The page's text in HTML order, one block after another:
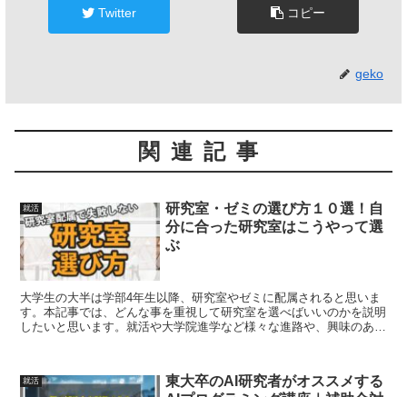
Twitter コピー
geko
関連記事
就活
研究室・ゼミの選び方１０選！自
分に合った研究室はこうやって選
ぶ
大学生の大半は学部4年生以降、研究室やゼミに配属されると思いま
す。本記事では、どんな事を重視して研究室を選べばいいのかを説明
したいと思います。就活や大学院進学など様々な進路や、興味のある
就活
東大卒のAI研究者がオススメする